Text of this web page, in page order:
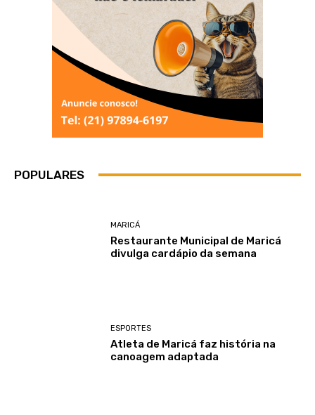
POPULARES
MARICÁ
Restaurante Municipal de Maricá
divulga cardápio da semana
ESPORTES
Atleta de Maricá faz história na
canoagem adaptada